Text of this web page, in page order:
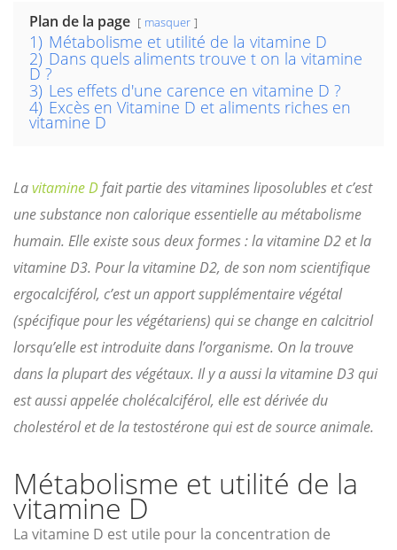
Plan de la page masquer
1) Métabolisme et utilité de la vitamine D
2) Dans quels aliments trouve t on la vitamine
D ?
3) Les effets d'une carence en vitamine D ?
4) Excès en Vitamine D et aliments riches en
vitamine D
Lavitamine Dfait partie des vitamines liposolubles et c’est
une substance non calorique essentielle au métabolisme
humain. Elle existe sous deux formes : la vitamine D2 et la
vitamine D3. Pour la vitamine D2, de son nom scientifique
ergocalciférol, c’est un apport supplémentaire végétal
(spécifique pour les végétariens) qui se change en calcitriol
lorsqu’elle est introduite dans l’organisme. On la trouve
dans la plupart des végétaux. Il y a aussi la vitamine D3 qui
est aussi appelée cholécalciférol, elle est dérivée du
cholestérol et de la testostérone qui est de source animale.
Métabolisme et utilité de la
vitamine D
La vitamine D est utile pour la concentration de